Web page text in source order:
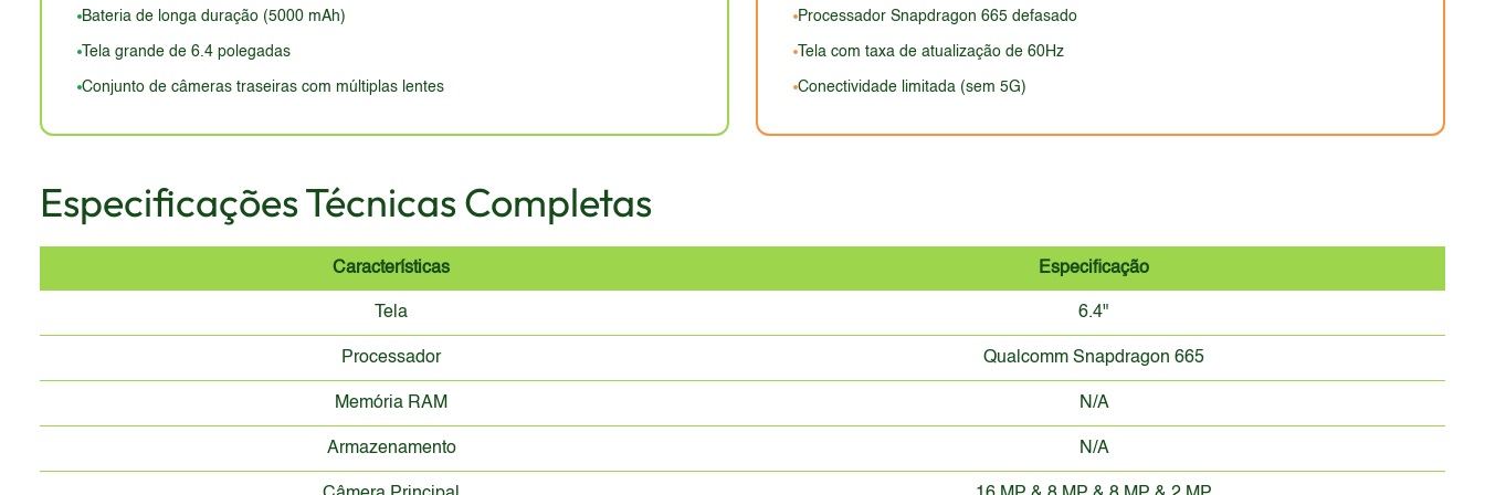
não oferece uma experiência premium.
Bateria de longa duração (5000 mAh)
Tela grande de 6.4 polegadas
Conjunto de câmeras traseiras com múltiplas lentes
Processador Snapdragon 665 defasado
Tela com taxa de atualização de 60Hz
Conectividade limitada (sem 5G)
Especificações Técnicas Completas
Características Especificação
Tela 6.4"
Processador Qualcomm Snapdragon 665
Memória RAM N/A
Armazenamento N/A